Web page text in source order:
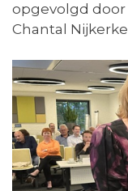
opgevolgd
Chantal